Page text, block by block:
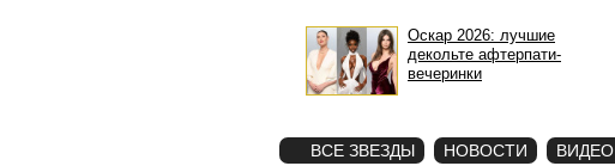
Оскар 2026: лучшие
декольте афтерпати-
вечеринки
ВСЕ ЗВЕЗДЫ НОВОСТИ ВИДЕО